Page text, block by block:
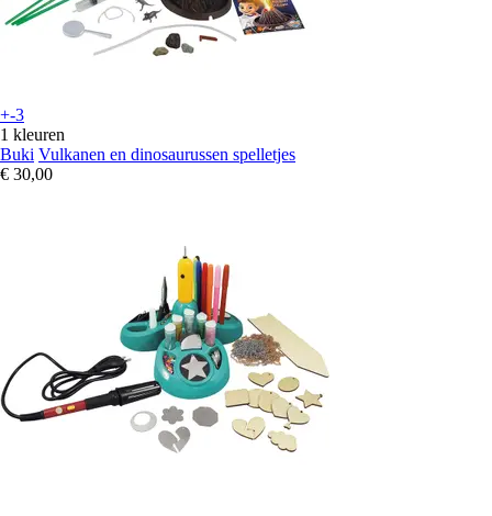
+-3
1 kleuren
Buki Vulkanen en dinosaurussen spelletjes
€ 30,00